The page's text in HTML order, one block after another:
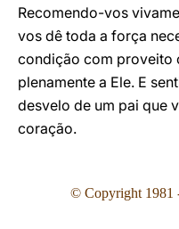
Recomendo-vos
vos dê toda a força
condição com proveito
plenamente a Ele. E
desvelo de um pai que
coração.
© Copyright 1981